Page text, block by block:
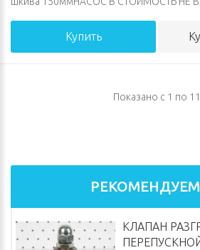
Купить
Показано с 1 по
КЛАПАН